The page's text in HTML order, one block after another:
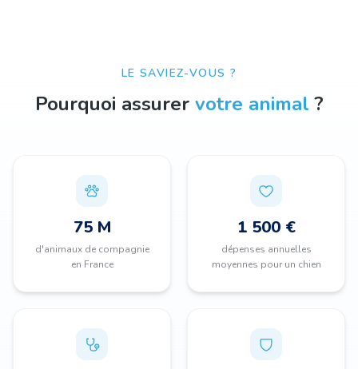
LE SAVIEZ-VOUS ?
Pourquoi assurer votre animal ?
75 M
d'animaux de compagnie
en France
1 500 €
dépenses annuelles
moyennes pour un chien